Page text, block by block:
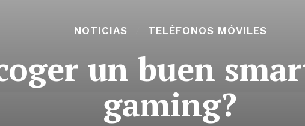
NOTICIAS TELÉFONOS MÓVILES
un buen
gaming?